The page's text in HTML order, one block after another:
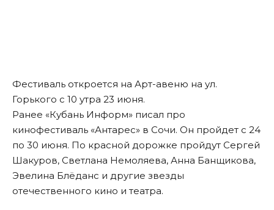
Фестиваль откроется на Арт-авеню на ул.
Горького с 10 утра 23 июня.
Ранее «Кубань Информ» писал про
кинофестиваль «Антарес» в Сочи. Он пройдет с 24
по 30 июня. По красной дорожке пройдут Сергей
Шакуров, Светлана Немоляева, Анна Банщикова,
Эвелина Блёданс и другие звезды
отечественного кино и театра.